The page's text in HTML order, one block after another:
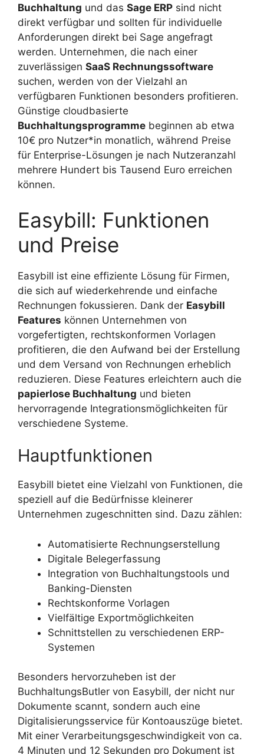
Buchhaltung und das Sage ERP sind nicht
direkt verfügbar und sollten für individuelle
Anforderungen direkt bei Sage angefragt
werden. Unternehmen, die nach einer
zuverlässigen SaaS Rechnungssoftware
suchen, werden von der Vielzahl an
verfügbaren Funktionen besonders profitieren.
Günstige cloudbasierte
Buchhaltungsprogramme beginnen ab etwa
10€ pro Nutzer*in monatlich, während Preise
für Enterprise-Lösungen je nach Nutzeranzahl
mehrere Hundert bis Tausend Euro erreichen
können.
Easybill: Funktionen
und Preise
Easybill ist eine effiziente Lösung für Firmen,
die sich auf wiederkehrende und einfache
Rechnungen fokussieren. Dank der Easybill
Features können Unternehmen von
vorgefertigten, rechtskonformen Vorlagen
profitieren, die den Aufwand bei der Erstellung
und dem Versand von Rechnungen erheblich
reduzieren. Diese Features erleichtern auch die
papierlose Buchhaltung und bieten
hervorragende Integrationsmöglichkeiten für
verschiedene Systeme.
Hauptfunktionen
Easybill bietet eine Vielzahl von Funktionen, die
speziell auf die Bedürfnisse kleinerer
Unternehmen zugeschnitten sind. Dazu zählen:
Automatisierte Rechnungserstellung
Digitale Belegerfassung
Integration von Buchhaltungstools und
Banking-Diensten
Rechtskonforme Vorlagen
Vielfältige Exportmöglichkeiten
Schnittstellen zu verschiedenen ERP-
Systemen
Besonders hervorzuheben ist der
BuchhaltungsButler von Easybill, der nicht nur
Dokumente scannt, sondern auch eine
Digitalisierungsservice für Kontoauszüge bietet.
Mit einer Verarbeitungsgeschwindigkeit von ca.
4 Minuten und 12 Sekunden pro Dokument ist